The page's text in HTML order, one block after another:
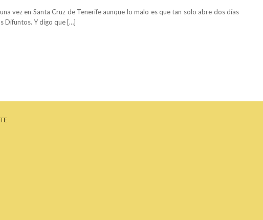
vez en Santa Cruz de Tenerife aunque lo malo es que tan solo abre dos días
Difuntos. Y digo que […]